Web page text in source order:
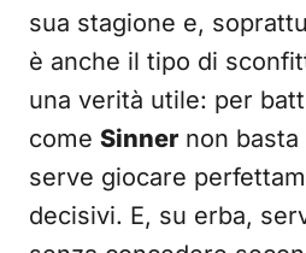
sua stagione e,
è anche il tipo di
una verità utile: per
come Sinner non
serve giocare
decisivi. E, su erba,